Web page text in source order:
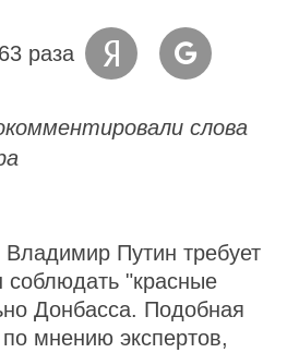
раза
слова
Путин требует
соблюдать "красные
Донбасса. Подобная
мнению экспертов,